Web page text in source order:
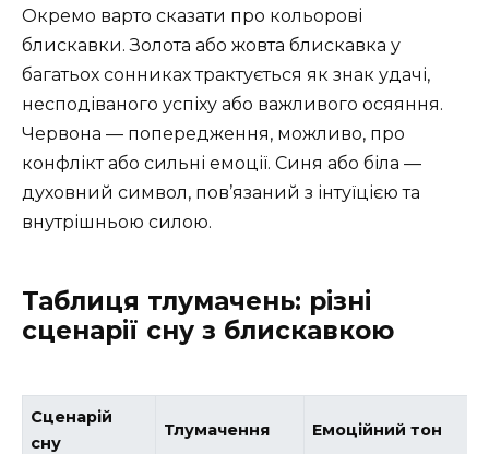
Окремо варто сказати про кольорові
блискавки. Золота або жовта блискавка у
багатьох сонниках трактується як знак удачі,
несподіваного успіху або важливого осяяння.
Червона — попередження, можливо, про
конфлікт або сильні емоції. Синя або біла —
духовний символ, пов’язаний з інтуїцією та
внутрішньою силою.
Таблиця тлумачень: різні
сценарії сну з блискавкою
Сценарій
сну
Тлумачення Емоційний тон